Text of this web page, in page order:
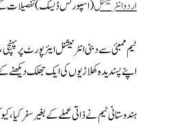
اردوانٹرنیشنل(اسپورٹس ڈیسک) تفصیلات کے مطابق بھارتی
ٹیم ممبئی سے دبئی انٹرنیشنل ایئرپورٹ
اپنے پسندیدہ کھلاڑیوں کی ایک جھلک دیکھنے
ہندوستانی ٹیم نے ذاتی عملے کے بغیر سفر